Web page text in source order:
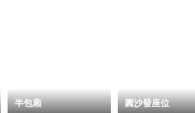
半包廂 圓沙發座位